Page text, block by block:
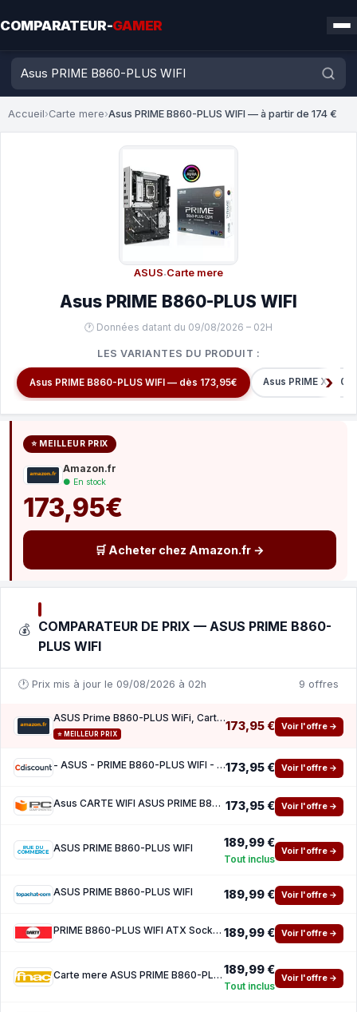
COMPARATEUR-GAMER
Accueil›Carte mere›Asus PRIME B860-PLUS WIFI — à partir de 174 €
ASUS·Carte mere
Asus PRIME B860-PLUS WIFI
🕐 Données datant du 09/08/2026 – 02H
LES VARIANTES DU PRODUIT :
Asus PRIME B860-PLUS WIFI — dès 173,95€ Asus PRIME
⭐ MEILLEUR PRIX
Amazon.fr
● En stock
173,95€
🛒 Acheter chez Amazon.fr →
💰 COMPARATEUR DE PRIX — ASUS PRIME B860-
PLUS WIFI
🕐 Prix mis à jour le 09/08/2026 à 02h 9 offres
ASUS Prime B860-PLUS WiFi, Carte mère Intel ATX, 8 1 1 1 80A étapes d'alimentation DrMOS,
⭐ MEILLEUR PRIX
173,95 € Voir l'offre →
- ASUS - PRIME B860-PLUS WIFI - Intel B860 LGA 1851 (Socket V1) ATX173,95 € Voir l'offre →
Asus CARTE WIFI ASUS PRIME B860-PLUS, INTEL, 1851, B860, 4DDR5, USB 10 Gbit s, ATX 173,95 € Voir l'offre →
ASUS PRIME B860-PLUS WIFI 189,99 €
Tout inclus
Voir l'offre →
ASUS PRIME B860-PLUS WIFI 189,99 € Voir l'offre →
PRIME B860-PLUS WIFI ATX Socket LGA1851 Chipset Intel B860 189,99 € Voir l'offre →
Carte mere ASUS PRIME B860-PLUS WIFI ATX Socket LGA1851 Chipset Intel B860 189,99 €
Tout inclus
Voir l'offre →